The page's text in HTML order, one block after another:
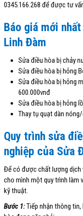
0345.166.268 để được tư
Báo giá mới
Linh Đàm
Sửa điều hòa bị chảy
Sửa điều hòa bị hỏng
Sửa điều hòa bị hỏng
600.000vnđ
Sửa điều hòa bị hỏng
Thay tụ quạt dàn
Quy trình sửa
nghiệp của Sửa
Để có được chất lượng dịch
cho mình một quy trình làm
kỹ thuật.
Bước 1:Tiếp nhận thông